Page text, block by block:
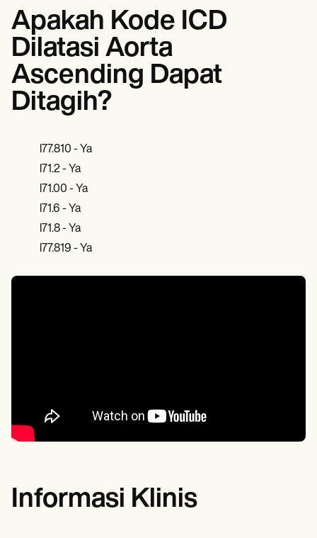
Apakah Kode ICD
Dilatasi Aorta
Ascending Dapat
Ditagih?
I77.810 - Ya
I71.2 - Ya
I71.00 - Ya
I71.6 - Ya
I71.8 - Ya
I77.819 - Ya
Informasi Klinis